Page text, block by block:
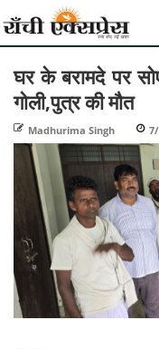
घर के बरामदे पर
गोली,पुत्र की मौत
Madhurima Singh